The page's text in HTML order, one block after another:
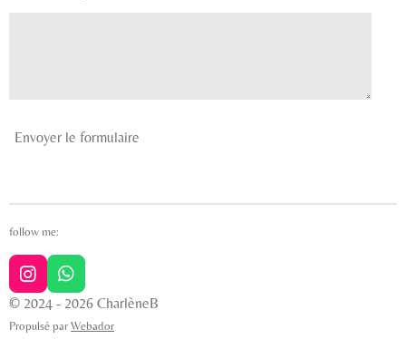
Envoyer le formulaire
follow me:
I
n
t
W
h
t
© 2024 - 2026 CharlèneB
Propulsé par Webador